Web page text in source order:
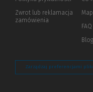
innej
Zwrot lub reklamacja
zamówienia
FAQ
Blog
Zarządzaj preferencjami